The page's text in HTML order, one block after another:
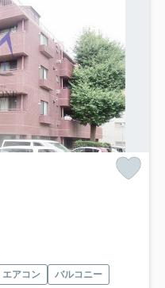
エアコン
バルコニー